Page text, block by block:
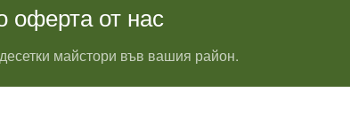
оферта от нас
майстори във вашия район.